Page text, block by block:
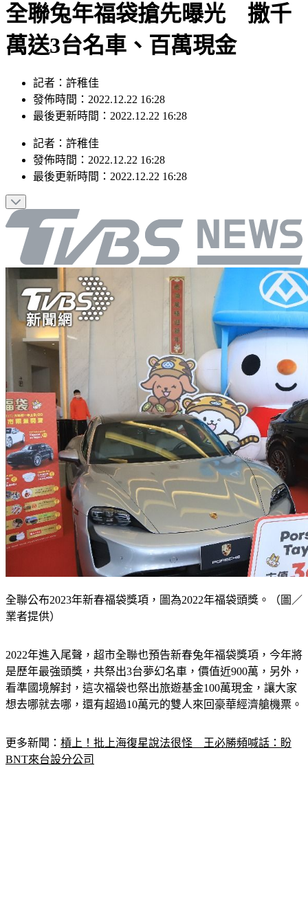
全聯兔年福袋搶先曝光 撒千
萬送3台名車、百萬現金
記者：許稚佳
發佈時間：2022.12.22 16:28
最後更新時間：2022.12.22 16:28
記者 ： 許稚佳
發佈時間： 2022.12.22 16:28
最後更新時間： 2022.12.22 16:28
全聯公布2023年新春福袋獎項，圖為2022年福袋頭獎。（圖／
業者提供）
2022年進入尾聲，超市全聯也預告新春兔年福袋獎項，今年將
是歷年最強頭獎，共祭出3台夢幻名車，價值近900萬，另外，
看準國境解封，這次福袋也祭出旅遊基金100萬現金，讓大家
想去哪就去哪，還有超過10萬元的雙人來回豪華經濟艙機票。
更多新聞： 槓上！批上海復星說法很怪　王必勝頻喊話：盼
BNT來台設分公司